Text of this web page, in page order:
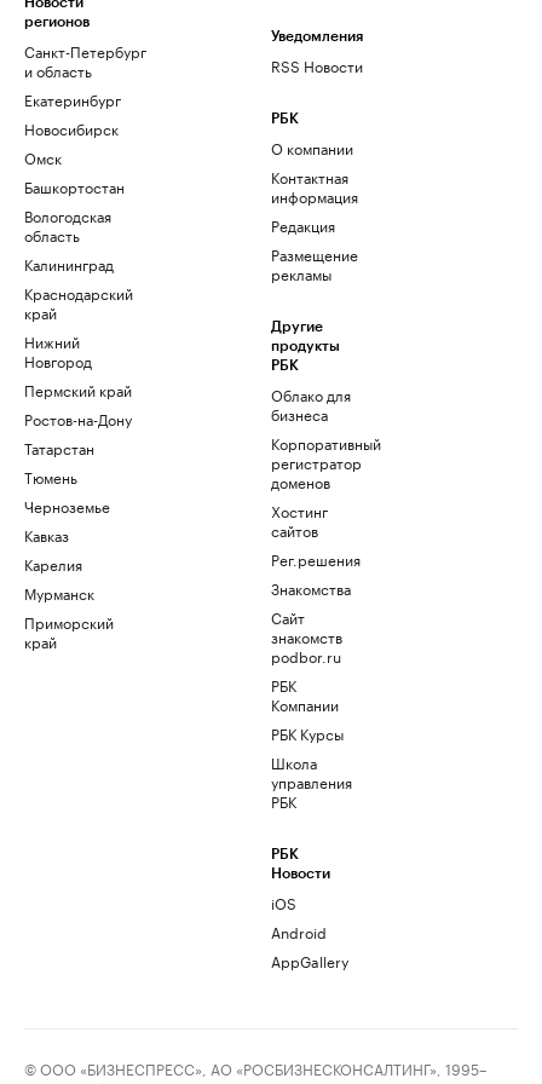
регионов
Санкт-Петербург
и область
Екатеринбург
Новосибирск
Омск
Башкортостан
Вологодская
область
Калининград
Краснодарский
край
Нижний
Новгород
Пермский край
Ростов-на-Дону
Татарстан
Тюмень
Черноземье
Кавказ
Карелия
Мурманск
Приморский
край
Уведомления
RSS Новости
РБК
О компании
Контактная
информация
Редакция
Размещение
рекламы
Другие
продукты
РБК
Облако для
бизнеса
Корпоративный
регистратор
доменов
Хостинг
сайтов
Рег.решения
Знакомства
Сайт
знакомств
podbor.ru
РБК
Компании
РБК Курсы
Школа
управления
РБК
РБК
Новости
iOS
Android
AppGallery
© ООО «БИЗНЕСПРЕСС», АО «РОСБИЗНЕСКОНСАЛТИНГ», 1995–